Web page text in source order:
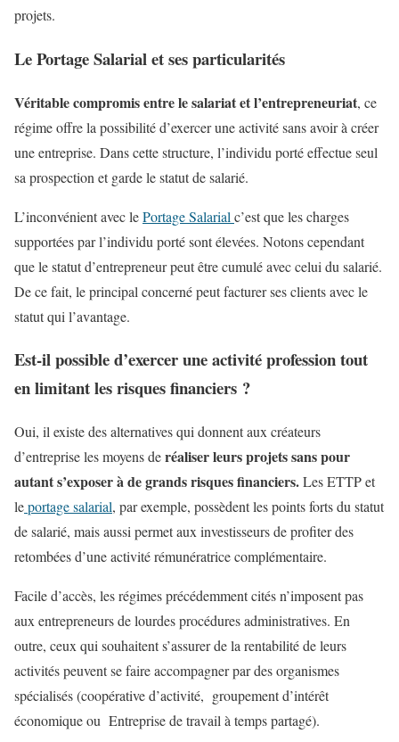
projets.
Le Portage Salarial et ses particularités
Véritable compromis entre le salariat et l’entrepreneuriat, ce
régime offre la possibilité d’exercer une activité sans avoir à créer
une entreprise. Dans cette structure, l’individu porté effectue seul
sa prospection et garde le statut de salarié.
L’inconvénient avec lePortage Salarial c’est que les charges
supportées par l’individu porté sont élevées. Notons cependant
que le statut d’entrepreneur peut être cumulé avec celui du salarié.
De ce fait, le principal concerné peut facturer ses clients avec le
statut qui l’avantage.
Est-il possible d’exercer une activité profession tout
en limitant les risques financiers ?
Oui, il existe des alternatives qui donnent aux créateurs
d’entreprise les moyens deréaliser leurs projets sans pour
autant s’exposer à de grands risques financiers.Les ETTP et
leportage salarial, par exemple, possèdent les points forts du statut
de salarié, mais aussi permet aux investisseurs de profiter des
retombées d’une activité rémunératrice complémentaire.
Facile d’accès, les régimes précédemment cités n’imposent pas
aux entrepreneurs de lourdes procédures administratives. En
outre, ceux qui souhaitent s’assurer de la rentabilité de leurs
activités peuvent se faire accompagner par des organismes
spécialisés (coopérative d’activité, groupement d’intérêt
économique ou Entreprise de travail à temps partagé).